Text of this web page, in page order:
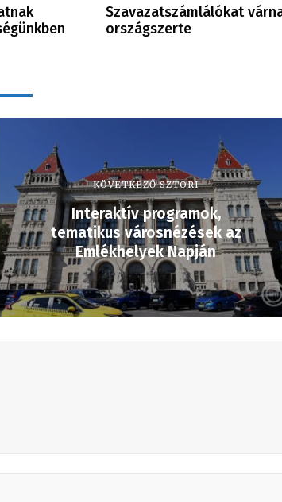
Szavazatszámlálókat
országszerte
KÖVETKEZŐ SZTORI
Interaktív programok,
tematikus városnézések az
Emlékhelyek Napján